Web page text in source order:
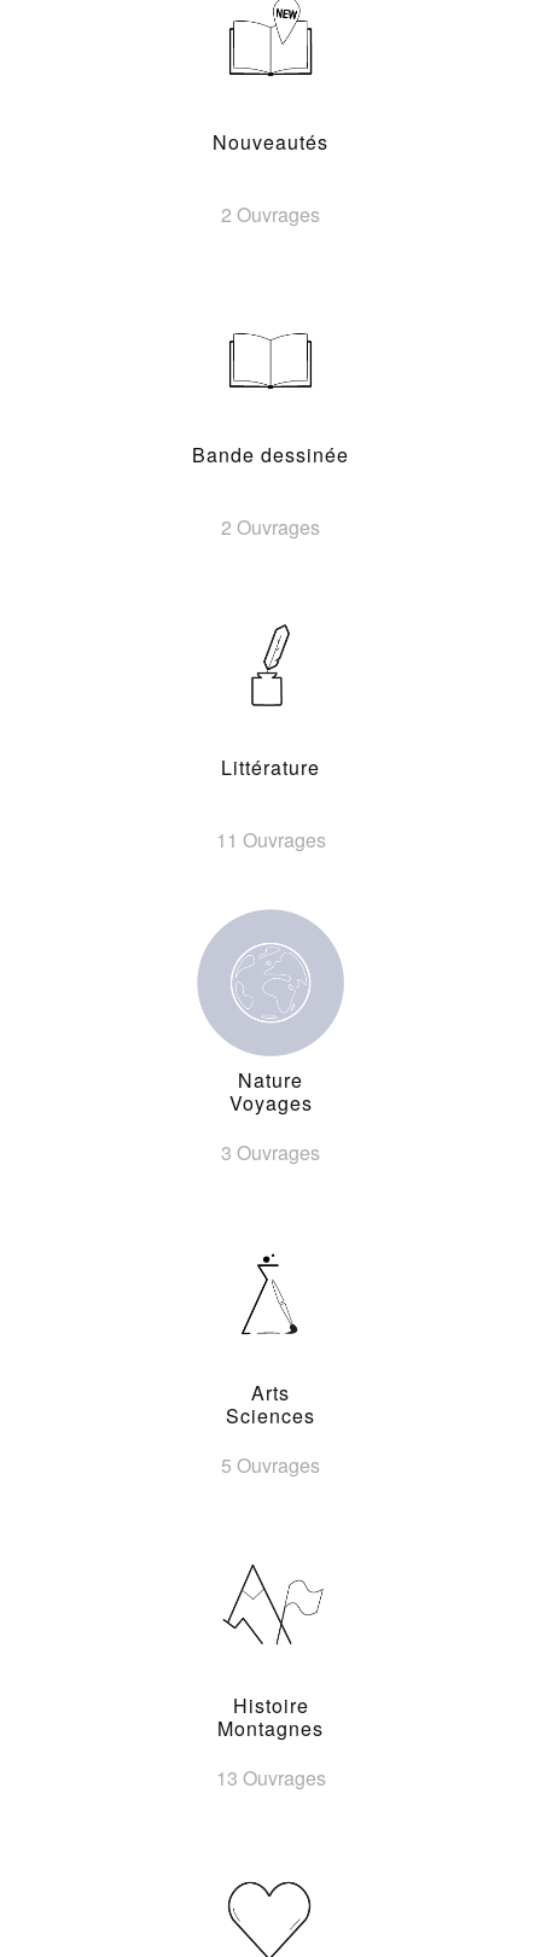
Nouveautés
2 Ouvrages
Bande dessinée
2 Ouvrages
Littérature
11 Ouvrages
Nature
Voyages
3 Ouvrages
Arts
Sciences
5 Ouvrages
Histoire
Montagnes
13 Ouvrages